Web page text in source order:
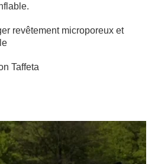
revêtement microporeux et
Taffeta